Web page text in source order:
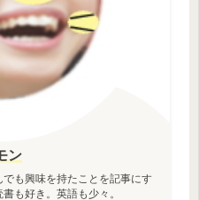
ン
も興味を持たことを記事にす
も好き。英語も少々。